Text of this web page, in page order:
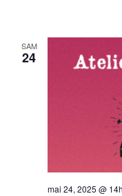
SAM
24
mai 24, 2025 @